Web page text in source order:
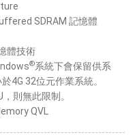
SDRAM 記憶體
體技術
®系統下會保留供系
4G 32位元作業系統。
則無此限制。
QVL